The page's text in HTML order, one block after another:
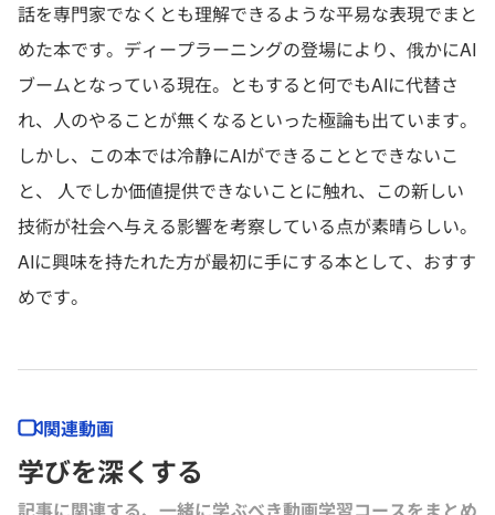
話を専門家でなくとも理解できるような平易な表現でまと
めた本です。ディープラーニングの登場により、俄かにAI
ブームとなっている現在。ともすると何でもAIに代替さ
れ、人のやることが無くなるといった極論も出ています。
しかし、この本では冷静にAIができることとできないこ
と、 人でしか価値提供できないことに触れ、この新しい
技術が社会へ与える影響を考察している点が素晴らしい。
AIに興味を持たれた方が最初に手にする本として、おすす
めです。
関連動画
学びを深くする
記事に関連する、一緒に学ぶべき動画学習コースをまとめ